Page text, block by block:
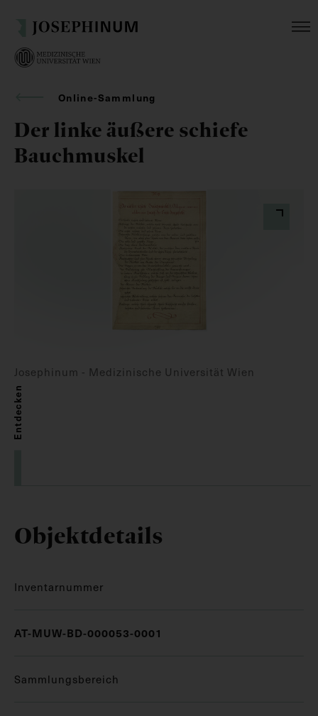
Online-Sammlung
Der linke äußere schiefe
Bauchmuskel
Josephinum - Medizinische Universität Wien
Entdecken
Objektdetails
Inventarnummer
AT-MUW-BD-000053-0001
Sammlungsbereich